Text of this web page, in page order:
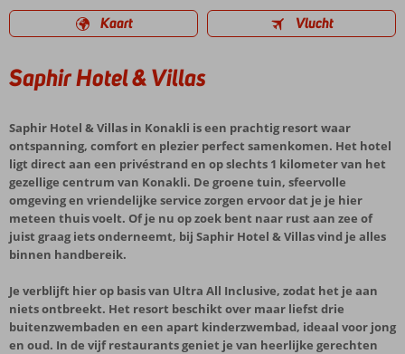
Kaart Vlucht
Saphir Hotel & Villas
Saphir Hotel & Villas in Konakli is een prachtig resort waar
ontspanning, comfort en plezier perfect samenkomen. Het hotel
ligt direct aan een privéstrand en op slechts 1 kilometer van het
gezellige centrum van Konakli. De groene tuin, sfeervolle
omgeving en vriendelijke service zorgen ervoor dat je je hier
meteen thuis voelt. Of je nu op zoek bent naar rust aan zee of
juist graag iets onderneemt, bij Saphir Hotel & Villas vind je alles
binnen handbereik.
Je verblijft hier op basis van Ultra All Inclusive, zodat het je aan
niets ontbreekt. Het resort beschikt over maar liefst drie
buitenzwembaden en een apart kinderzwembad, ideaal voor jong
en oud. In de vijf restaurants geniet je van heerlijke gerechten